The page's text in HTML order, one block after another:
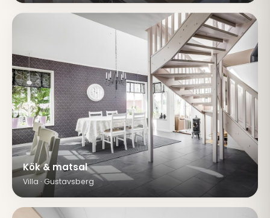
Kök & matsal
Villa · Gustavsberg